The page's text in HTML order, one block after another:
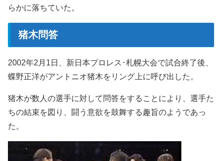
らかに落ちていた。
猪木問答
2002年2月1日、新日本プロレス･札幌大会で試合終了後、
蝶野正洋がアントニオ猪木をリング上に呼び出した。
猪木が数人の選手に対して問答をすることにより、選手た
ちの結束を図り、闘う意欲を鼓舞する趣旨のようであっ
た。